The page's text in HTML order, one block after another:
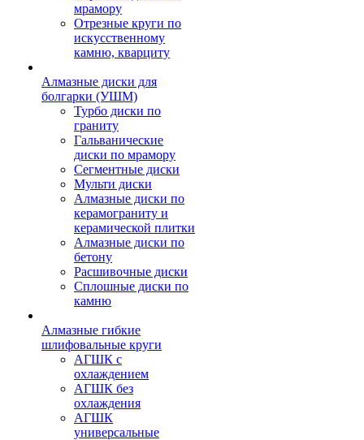
мрамору
Отрезные круги по
искусственному
камню, кварциту
Алмазные диски для
болгарки (УШМ)
Турбо диски по
граниту
Гальванические
диски по мрамору
Сегментные диски
Мульти диски
Алмазные диски по
керамограниту и
керамической плитки
Алмазные диски по
бетону
Расшивочные диски
Сплошные диски по
камню
Алмазные гибкие
шлифовальные круги
АГШК с
охлаждением
АГШК без
охлаждения
АГШК
универсальные